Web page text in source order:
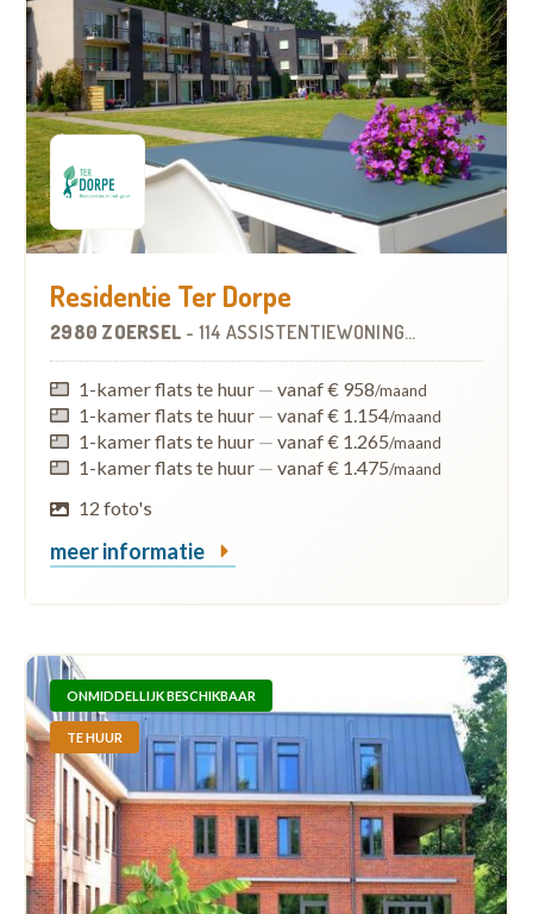
Residentie Ter Dorpe
2980 ZOERSEL - 114 ASSISTENTIEWONINGEN
1-kamer flats te huur — vanaf € 958/maand
1-kamer flats te huur — vanaf € 1.154/maand
1-kamer flats te huur — vanaf € 1.265/maand
1-kamer flats te huur — vanaf € 1.475/maand
12 foto's
meer informatie
ONMIDDELLIJK BESCHIKBAAR
TE HUUR